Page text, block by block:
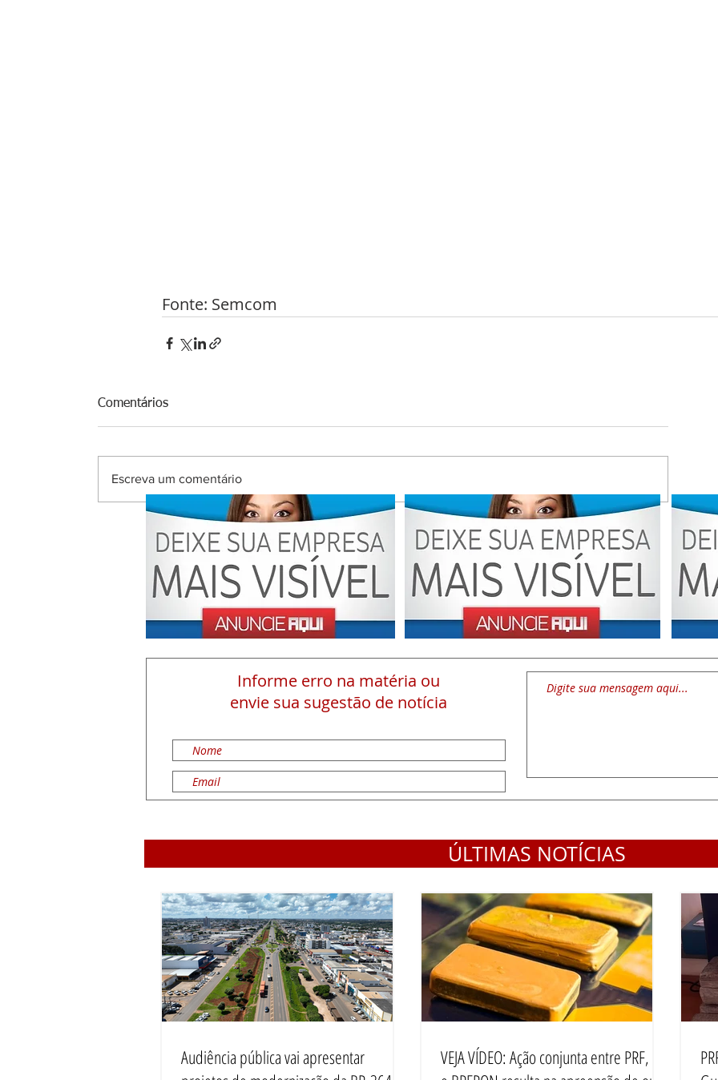
Fonte: Semcom
Comentários
Escreva um comentário
Informe erro na matéria ou
envie sua sugestão de notícia
ÚLTIMAS NOTÍCIAS
Audiência pública vai apresentar
VEJA VÍDEO: Ação conjunta entre PRF, PF